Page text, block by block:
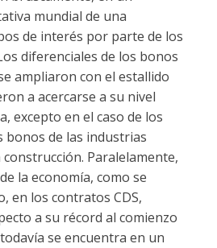
mundial de una
de interés por parte de los
diferenciales de los bonos
ampliaron con el estallido
a acercarse a su nivel
excepto en el caso de los
bonos de las industrias
Paralelamente,
la economía, como se
en los contratos CDS,
a su récord al comienzo
se encuentra en un